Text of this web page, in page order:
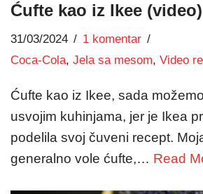
Ćufte kao iz Ikee (video)
31/03/2024
1 komentar
Coca-Cola, Jela sa mesom, Video
Ćufte kao iz Ikee, sada
usvojim kuhinjama, jer je Ikea
podelila svoj čuveni recept.
generalno vole ćufte,… Read